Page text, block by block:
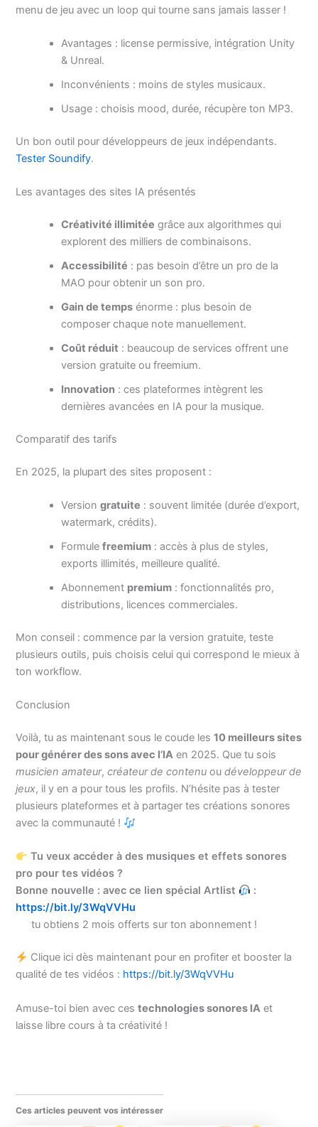
menu de jeu avec un loop qui tourne sans jamais lasser !
Avantages : license permissive, intégration Unity
& Unreal.
Inconvénients : moins de styles musicaux.
Usage : choisis mood, durée, récupère ton MP3.
Un bon outil pour développeurs de jeux indépendants.
Tester Soundify.
Les avantages des sites IA présentés
Créativité illimitée grâce aux algorithmes qui
explorent des milliers de combinaisons.
Accessibilité : pas besoin d’être un pro de la
MAO pour obtenir un son pro.
Gain de temps énorme : plus besoin de
composer chaque note manuellement.
Coût réduit : beaucoup de services offrent une
version gratuite ou freemium.
Innovation : ces plateformes intègrent les
dernières avancées en IA pour la musique.
Comparatif des tarifs
En 2025, la plupart des sites proposent :
Versiongratuite : souvent limitée (durée d’export,
watermark, crédits).
Formulefreemium : accès à plus de styles,
exports illimités, meilleure qualité.
Abonnement premium : fonctionnalités pro,
distributions, licences commer­ciales.
Mon conseil : commence par la version gratuite, teste
plusieurs outils, puis choisis celui qui correspond le mieux à
ton workflow.
Conclusion
Voilà, tu as maintenant sous le coude les10 meilleurs sites
pour générer des sons avec l’IA en 2025. Que tu sois
musicien amateur,créateur de contenu oudéveloppeur de
jeux, il y en a pour tous les profils. N’hésite pas à tester
plusieurs plateformes et à partager tes créations sonores
avec la communauté !
Tu veux accéder à des musiques et effets sonores
pro pour tes vidéos ?
Bonne nouvelle : avec ce lien spécial Artlist
:
https://bit.ly/3WqVVHu
tu obtiens 2 mois offerts sur ton abonnement !
Clique ici dès maintenant pour en profiter et booster la
qualité de tes vidéos : https://bit.ly/3WqVVHu
Amuse-toi bien avec cestechnologies sonores IA et
laisse libre cours à ta créativité !
Ces articles peuvent vos intéresser